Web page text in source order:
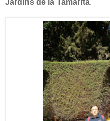
Jardins de la Tamarita.